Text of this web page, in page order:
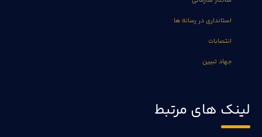
استانداری در رسانه ها
انتصابات
جهاد تبیین
لینک های مرتبط